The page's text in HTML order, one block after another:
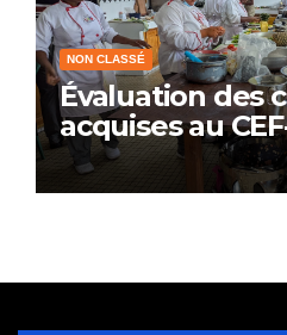
NON CLASSÉ
Évaluation des
acquises au